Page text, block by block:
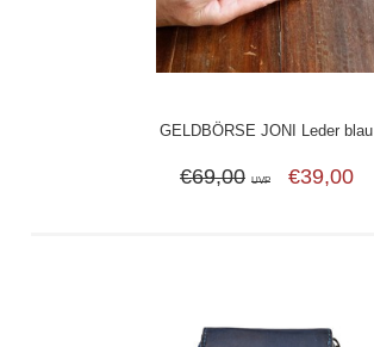
GELDBÖRSE JONI Leder blau
€69,00 UVP €39,00